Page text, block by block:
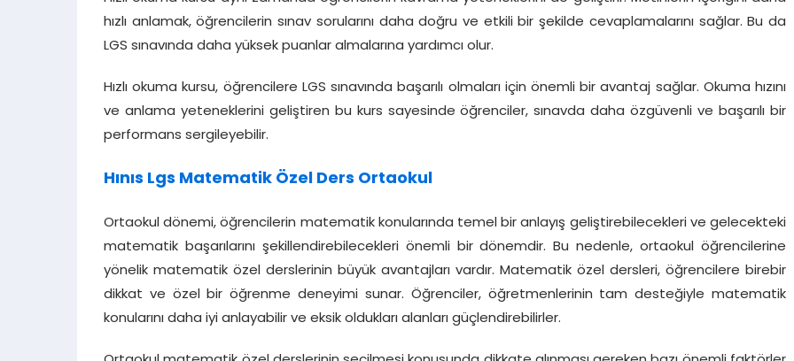
hızlı anlamak, öğrencilerin sınav sorularını daha doğru ve etkili bir şekilde cevaplamalarını sağlar. Bu da
LGS sınavında daha yüksek puanlar almalarına yardımcı olur.
Hızlı okuma kursu, öğrencilere LGS sınavında başarılı olmaları için önemli bir avantaj sağlar. Okuma hızını
ve anlama yeteneklerini geliştiren bu kurs sayesinde öğrenciler, sınavda daha özgüvenli ve başarılı bir
performans sergileyebilir.
Hınıs Lgs Matematik Özel Ders Ortaokul
Ortaokul dönemi, öğrencilerin matematik konularında temel bir anlayış geliştirebilecekleri ve gelecekteki
matematik başarılarını şekillendirebilecekleri önemli bir dönemdir. Bu nedenle, ortaokul öğrencilerine
yönelik matematik özel derslerinin büyük avantajları vardır. Matematik özel dersleri, öğrencilere birebir
dikkat ve özel bir öğrenme deneyimi sunar. Öğrenciler, öğretmenlerinin tam desteğiyle matematik
konularını daha iyi anlayabilir ve eksik oldukları alanları güçlendirebilirler.